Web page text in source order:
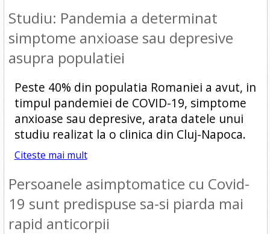
Studiu: Pandemia a determinat
simptome anxioase sau depresive
asupra populatiei
Peste 40% din populatia Romaniei a avut, in
timpul pandemiei de COVID-19, simptome
anxioase sau depresive, arata datele unui
studiu realizat la o clinica din Cluj-Napoca.
Citeste mai mult
Persoanele asimptomatice cu Covid-
19 sunt predispuse sa-si piarda mai
rapid anticorpii